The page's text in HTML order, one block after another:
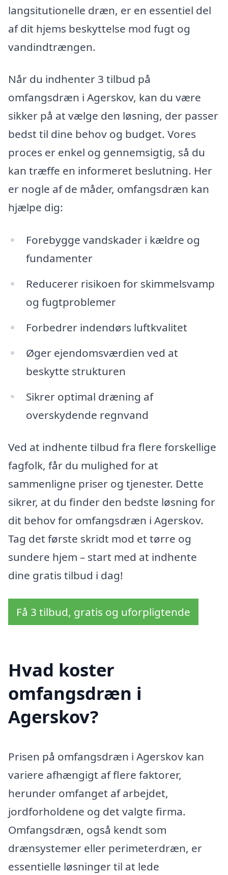
langsitutionelle dræn, er en essentiel del
af dit hjems beskyttelse mod fugt og
vandindtrængen.
Når du indhenter 3 tilbud på
omfangsdræn i Agerskov, kan du være
sikker på at vælge den løsning, der passer
bedst til dine behov og budget. Vores
proces er enkel og gennemsigtig, så du
kan træffe en informeret beslutning. Her
er nogle af de måder, omfangsdræn kan
hjælpe dig:
Forebygge vandskader i kældre og
fundamenter
Reducerer risikoen for skimmelsvamp
og fugtproblemer
Forbedrer indendørs luftkvalitet
Øger ejendomsværdien ved at
beskytte strukturen
Sikrer optimal dræning af
overskydende regnvand
Ved at indhente tilbud fra flere forskellige
fagfolk, får du mulighed for at
sammenligne priser og tjenester. Dette
sikrer, at du finder den bedste løsning for
dit behov for omfangsdræn i Agerskov.
Tag det første skridt mod et tørre og
sundere hjem – start med at indhente
dine gratis tilbud i dag!
Få 3 tilbud, gratis og uforpligtende
Hvad koster
omfangsdræn i
Agerskov?
Prisen på omfangsdræn i Agerskov kan
variere afhængigt af flere faktorer,
herunder omfanget af arbejdet,
jordforholdene og det valgte firma.
Omfangsdræn, også kendt som
drænsystemer eller perimeterdræn, er
essentielle løsninger til at lede